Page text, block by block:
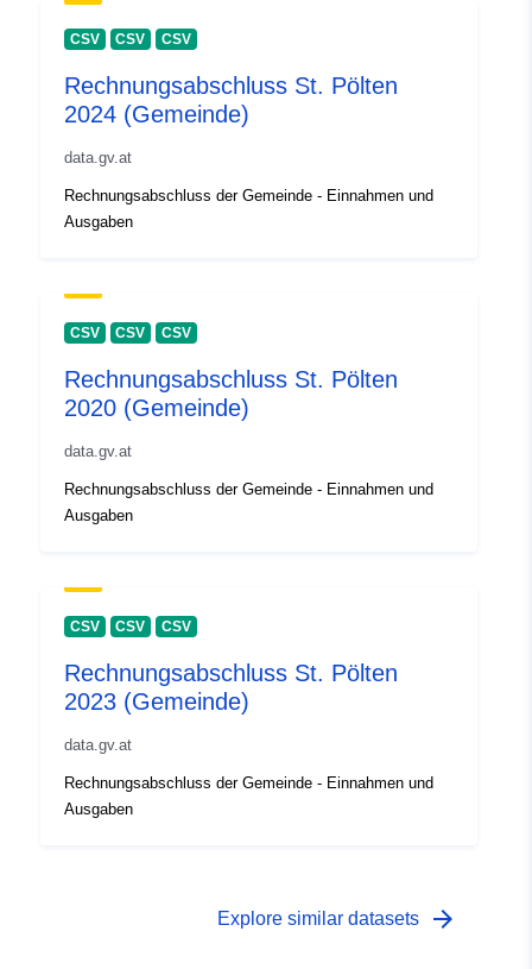
CSV CSV CSV
Rechnungsabschluss St. Pölten
2024 (Gemeinde)
data.gv.at
Rechnungsabschluss der Gemeinde - Einnahmen und
Ausgaben
CSV CSV CSV
Rechnungsabschluss St. Pölten
2020 (Gemeinde)
data.gv.at
Rechnungsabschluss der Gemeinde - Einnahmen und
Ausgaben
CSV CSV CSV
Rechnungsabschluss St. Pölten
2023 (Gemeinde)
data.gv.at
Rechnungsabschluss der Gemeinde - Einnahmen und
Ausgaben
Explore similar datasets arrow_forward